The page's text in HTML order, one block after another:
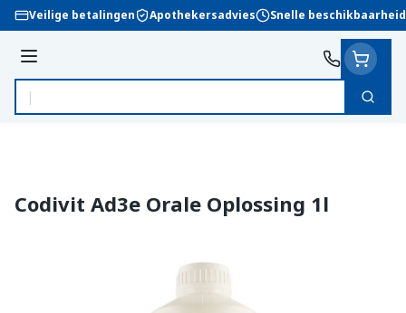
Ga naar de inhoud
Veilige betalingen Apothekersadvies Snelle beschikbaarheid
Menu
Product, merk, categorie...
Zoek
Codivit Ad3e Orale Oplossing 1l